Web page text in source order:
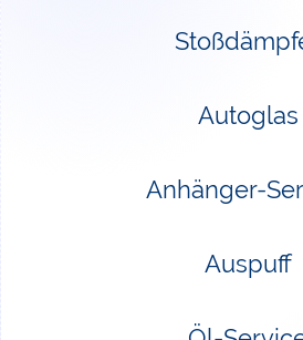
Autoglas
Anhänger-
Auspuff